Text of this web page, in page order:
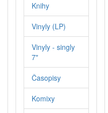
Knihy
Vinyly (LP)
Vinyly - singly
7"
Časopisy
Komixy